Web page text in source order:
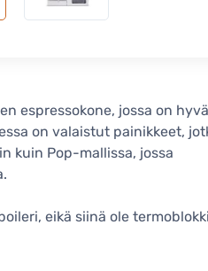
espressokone, jossa on
on valaistut painikkeet,
kuin Pop-mallissa, jossa
eikä siinä ole